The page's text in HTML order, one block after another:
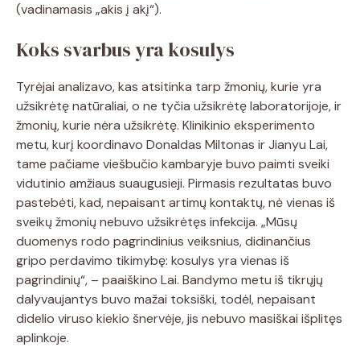
(vadinamasis „akis į akį“).
Koks svarbus yra kosulys
Tyrėjai analizavo, kas atsitinka tarp žmonių, kurie yra
užsikrėtę natūraliai, o ne tyčia užsikrėtę laboratorijoje, ir
žmonių, kurie nėra užsikrėtę. Klinikinio eksperimento
metu, kurį koordinavo Donaldas Miltonas ir Jianyu Lai,
tame pačiame viešbučio kambaryje buvo paimti sveiki
vidutinio amžiaus suaugusieji. Pirmasis rezultatas buvo
pastebėti, kad, nepaisant artimų kontaktų, nė vienas iš
sveikų žmonių nebuvo užsikrėtęs infekcija. „Mūsų
duomenys rodo pagrindinius veiksnius, didinančius
gripo perdavimo tikimybę: kosulys yra vienas iš
pagrindinių“, – paaiškino Lai. Bandymo metu iš tikrųjų
dalyvaujantys buvo mažai toksiški, todėl, nepaisant
didelio viruso kiekio šnervėje, jis nebuvo masiškai išplitęs
aplinkoje.